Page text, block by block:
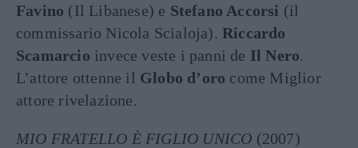
Favino (Il Libanese) e Stefano Accorsi (il
commissario Nicola Scialoja). Riccardo
Scamarcio invece veste i panni de Il Nero.
L’attore ottenne il Globo d’oro come Miglior
attore rivelazione.
MIO FRATELLO È FIGLIO UNICO (2007)